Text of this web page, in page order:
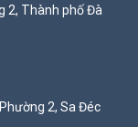
2, Thành phố Đà
2, Sa Đéc